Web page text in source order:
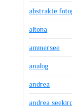
abstrakte
altona
ammersee
analog
andrea
andrea